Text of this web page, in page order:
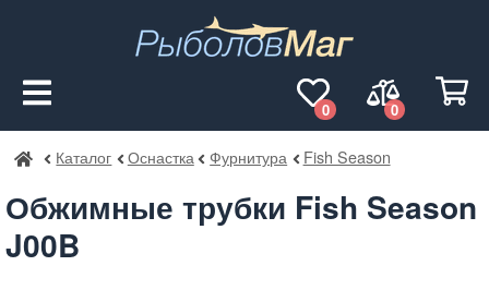
0
0
РыболовМаг
Каталог Оснастка Фурнитура Fish Season
Обжимные трубки Fish Season
J00B